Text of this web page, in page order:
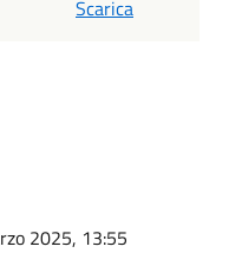
Scarica
2025, 13:55